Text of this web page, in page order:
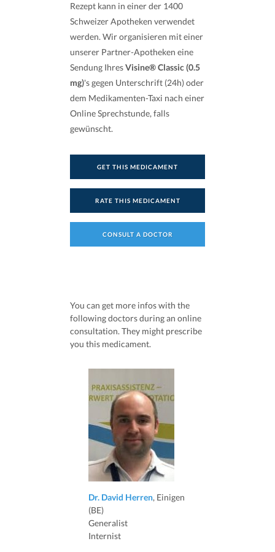
Rezept kann in einer der 1400
Schweizer Apotheken verwendet
werden. Wir organisieren mit einer
unserer Partner-Apotheken eine
Sendung IhresVisine® Classic (0.5
mg)'s gegen Unterschrift (24h) oder
dem Medikamenten-Taxi nach einer
Online Sprechstunde, falls
gewünscht.
GET THIS MEDICAMENT
RATE THIS MEDICAMENT
CONSULT A DOCTOR
You can get more infos with the
following doctors during an online
consultation. They might prescribe
you this medicament.
Dr. David Herren, Einigen
(BE)
Generalist
Internist